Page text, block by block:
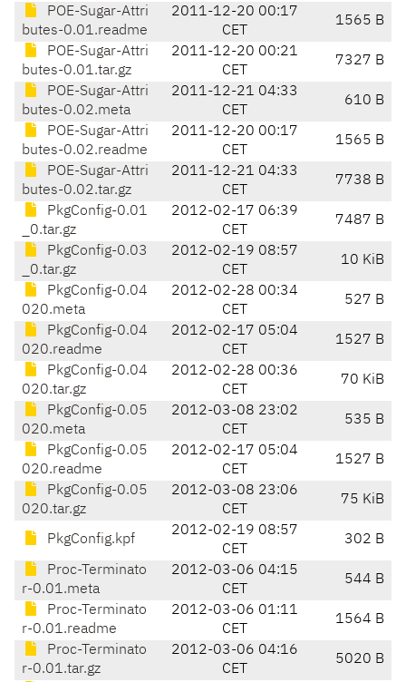
POE-Sugar-Attri
butes-0.01.readme
2011-12-20 00:17
CET
1565 B
POE-Sugar-Attri
butes-0.01.tar.gz
2011-12-20 00:21
CET
7327 B
POE-Sugar-Attri
butes-0.02.meta
2011-12-21 04:33
CET
610 B
POE-Sugar-Attri
butes-0.02.readme
2011-12-20 00:17
CET
1565 B
POE-Sugar-Attri
butes-0.02.tar.gz
2011-12-21 04:33
CET
7738 B
PkgConfig-0.01
_0.tar.gz
2012-02-17 06:39
CET
7487 B
PkgConfig-0.03
_0.tar.gz
2012-02-19 08:57
CET
10 KiB
PkgConfig-0.04
020.meta
2012-02-28 00:34
CET
527 B
PkgConfig-0.04
020.readme
2012-02-17 05:04
CET
1527 B
PkgConfig-0.04
020.tar.gz
2012-02-28 00:36
CET
70 KiB
PkgConfig-0.05
020.meta
2012-03-08 23:02
CET
535 B
PkgConfig-0.05
020.readme
2012-02-17 05:04
CET
1527 B
PkgConfig-0.05
020.tar.gz
2012-03-08 23:06
CET
75 KiB
PkgConfig.kpf
2012-02-19 08:57
CET
302 B
Proc-Terminato
r-0.01.meta
2012-03-06 04:15
CET
544 B
Proc-Terminato
r-0.01.readme
2012-03-06 01:11
CET
1564 B
Proc-Terminato
r-0.01.tar.gz
2012-03-06 04:16
CET
5020 B